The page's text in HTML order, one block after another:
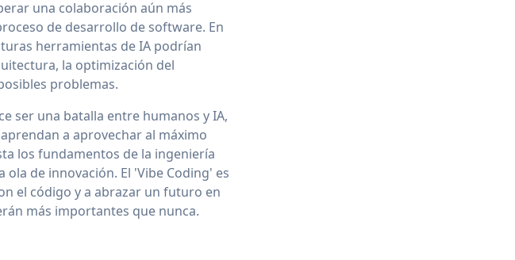
una colaboración aún más
de desarrollo de software. En
herramientas de IA podrían
la optimización del
problemas.
ser una batalla entre humanos y IA,
a aprovechar al máximo
los fundamentos de la ingeniería
de innovación. El 'Vibe Coding' es
el código y a abrazar un futuro en
más importantes que nunca.